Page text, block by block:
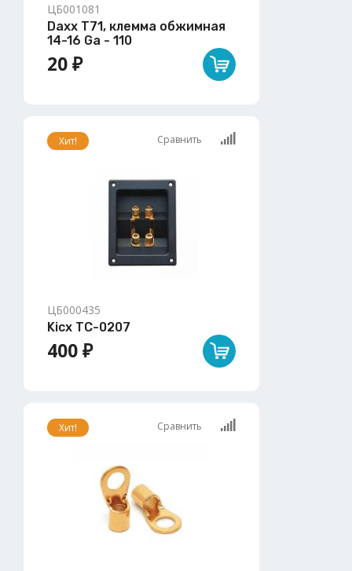
ЦБ001081
Daxx T71, клемма обжимная
14-16 Ga - 110
20 ₽
Хит! Сравнить
ЦБ000435
Kicx TC-0207
400 ₽
Хит! Сравнить